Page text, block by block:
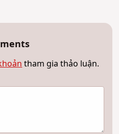
tham gia thảo luận.